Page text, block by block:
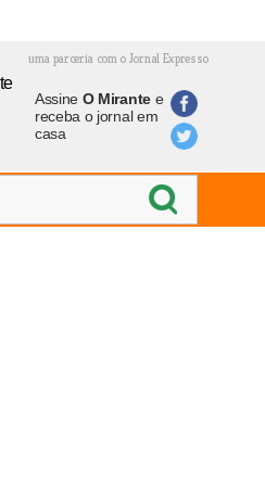
uma parceria com o Jornal Expresso
Assine O Mirantee
receba o jornal em
casa